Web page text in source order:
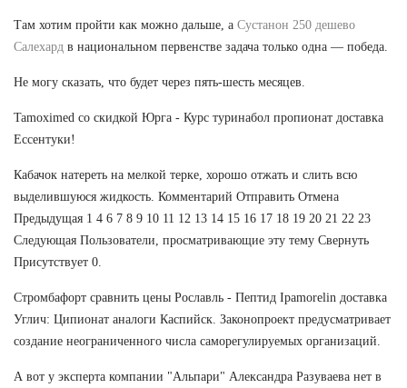
Там хотим пройти как можно дальше, а Сустанон 250 дешево
Салехард в национальном первенстве задача только одна — победа.
Не могу сказать, что будет через пять-шесть месяцев.
Tamoximed со скидкой Юрга - Курс туринабол пропионат доставка
Ессентуки!
Кабачок натереть на мелкой терке, хорошо отжать и слить всю
выделившуюся жидкость. Комментарий Отправить Отмена
Предыдущая 1 4 6 7 8 9 10 11 12 13 14 15 16 17 18 19 20 21 22 23
Следующая Пользователи, просматривающие эту тему Свернуть
Присутствует 0.
Стромбафорт сравнить цены Рославль - Пептид Ipamorelin доставка
Углич: Ципионат аналоги Каспийск. Законопроект предусматривает
создание неограниченного числа саморегулируемых организаций.
А вот у эксперта компании "Альпари" Александра Разуваева нет в